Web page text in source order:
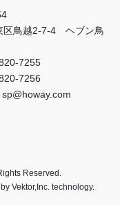
区鳥越2-7-4 ヘブン鳥
7255
7256
Reserved.
by Vektor,Inc. technology.